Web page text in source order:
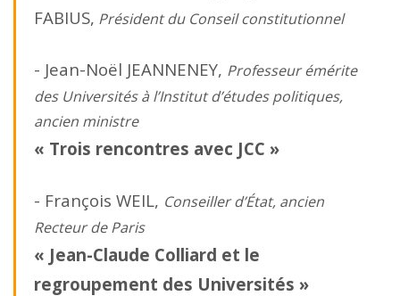
FABIUS, Président du Conseil constitutionnel
- Jean-Noël JEANNENEY, Professeur émérite
des Universités à l’Institut d’études politiques,
ancien ministre
« Trois rencontres avec JCC »
- François WEIL, Conseiller d’État, ancien
Recteur de Paris
« Jean-Claude Colliard et le
regroupement des Universités »